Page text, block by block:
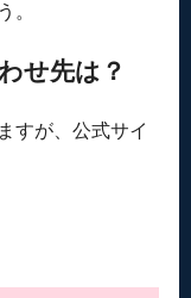
。
せ先は？
すが、公式サイ